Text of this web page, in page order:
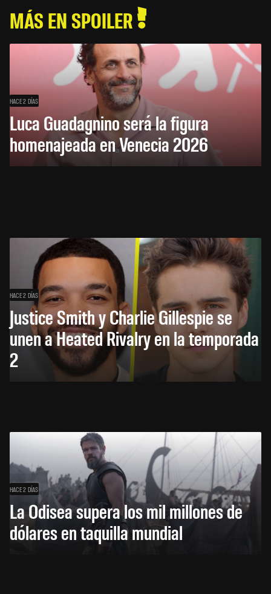
MÁS EN SPOILER
HACE 2 DÍAS
Luca Guadagnino será la figura
homenajeada en Venecia 2026
HACE 2 DÍAS
Justice Smith y Charlie Gillespie se
unen a Heated Rivalry en la temporada
2
HACE 2 DÍAS
La Odisea supera los mil millones de
dólares en taquilla mundial